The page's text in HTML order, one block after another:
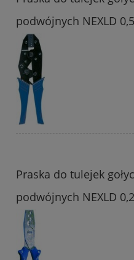
podwójnych NEXLD
Praska do tulejek
podwójnych NEXLD